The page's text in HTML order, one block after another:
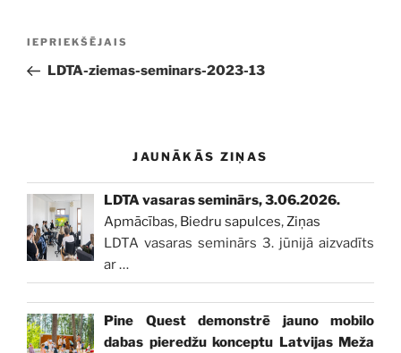
Iepriekšējā
ziņa:
IEPRIEKŠĒJAIS
LDTA-ziemas-seminars-2023-13
JAUNĀKĀS ZIŅAS
LDTA vasaras seminārs, 3.06.2026.
Apmācības, Biedru sapulces,Ziņas
LDTA vasaras seminārs 3. jūnijā aizvadīts
ar…
Pine Quest demonstrē jauno mobilo
dabas pieredžu konceptu Latvijas Meža